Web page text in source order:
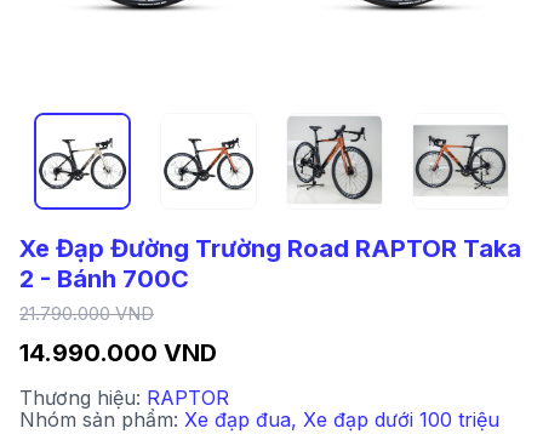
Xe Đạp Đường Trường Road RAPTOR Taka
2 - Bánh 700C
14.990.000 VND
21.790.000 VND
Thương hiệu: RAPTOR
Nhóm sản phẩm: Xe đạp đua, Xe đạp dưới 100 triệu